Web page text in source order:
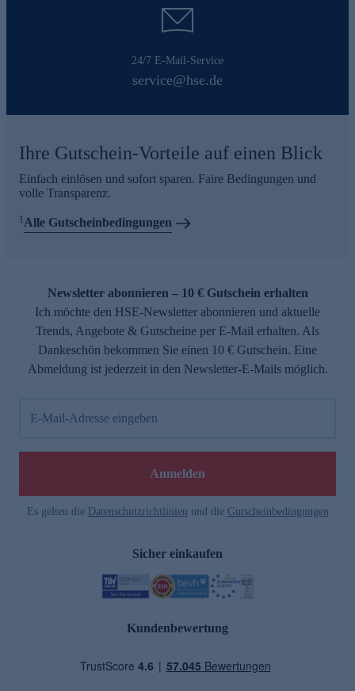
24/7 E-Mail-Service
service@hse.de
Ihre Gutschein-Vorteile auf einen Blick
Einfach einlösen und sofort sparen. Faire Bedingungen und
volle Transparenz.
1Alle Gutscheinbedingungen
Newsletter abonnieren – 10 € Gutschein erhalten
Ich möchte den HSE-Newsletter abonnieren und aktuelle
Trends, Angebote & Gutscheine per E-Mail erhalten. Als
Dankeschön bekommen Sie einen 10 € Gutschein. Eine
Abmeldung ist jederzeit in den Newsletter-E-Mails möglich.
E-Mail-Adresse eingeben
Anmelden
Es gelten die Datenschutzrichtlinien und die Gutscheinbedingungen
Sicher einkaufen
Kundenbewertung